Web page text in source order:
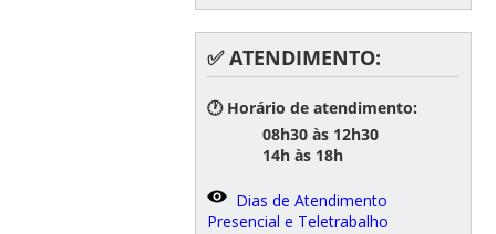
✅ ATENDIMENTO:
🕐 Horário de atendimento:
08h30 às 12h30
14h às 18h
Dias de Atendimento
Presencial e Teletrabalho